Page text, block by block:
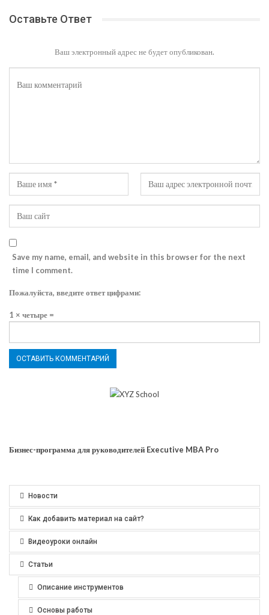
Оставьте Ответ
Ваш электронный адрес не будет опубликован.
Save my name, email, and website in this browser for the next
time I comment.
Пожалуйста, введите ответ цифрами:
1 × четыре =
Бизнес-программа для руководителей Executive MBA Pro
Новости
Как добавить материал на сайт?
Видеоуроки онлайн
Статьи
Описание инструментов
Основы работы